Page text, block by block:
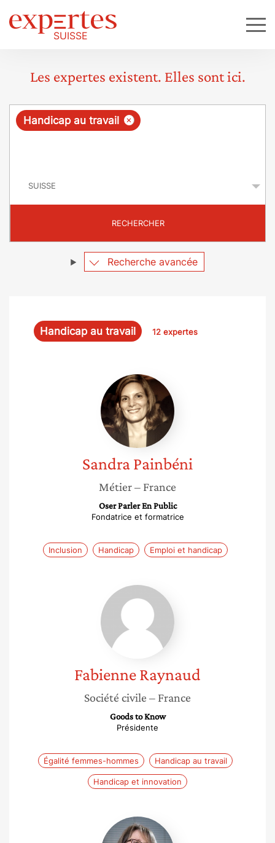
Les expertes existent. Elles sont ici.
R
ê
e
×
Handicap au travail
RECHERCHER
Recherche avancée
Handicap au travail 12 expertes
Sandra
Painbéni
SandraPainbéni
Métier– France
Oser Parler En Public
Fondatrice et formatrice
Inclusion Handicap Emploi et handicap
Fabienne
Raynaud
FabienneRaynaud
Société civile – France
Goods to Know
Présidente
Égalité femmes-hommes Handicap au travail
Handicap et innovation
Claire
Godding